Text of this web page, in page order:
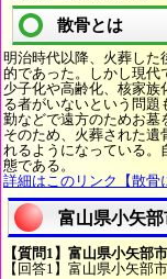
散骨とは
明治時代以降、火葬した
的であった。しかし現代
少子化や高齢化、核家
る者がいないという問
勤などで遠方のためお墓
そのため、火葬された
れるようになっている。
態である。
詳細はこのリンク【散骨
富山県小矢
【質問1】富山県小矢部
【回答1】富山県小矢部